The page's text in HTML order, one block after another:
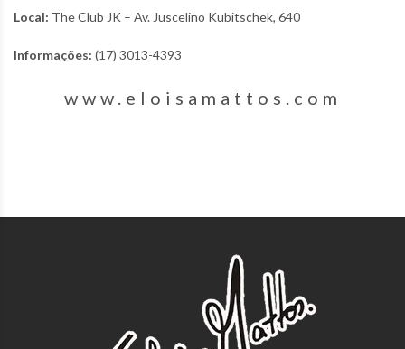
Local: The Club JK – Av.Juscelino Kubitschek, 640
Informações: (17) 3013-4393
www.eloisamattos.com